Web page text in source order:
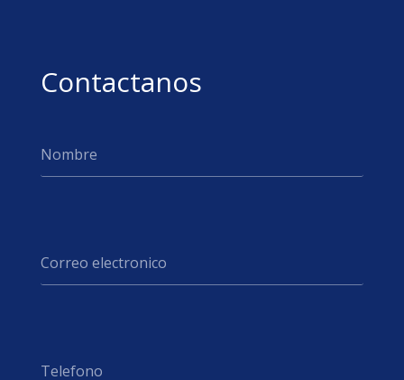
Contactanos